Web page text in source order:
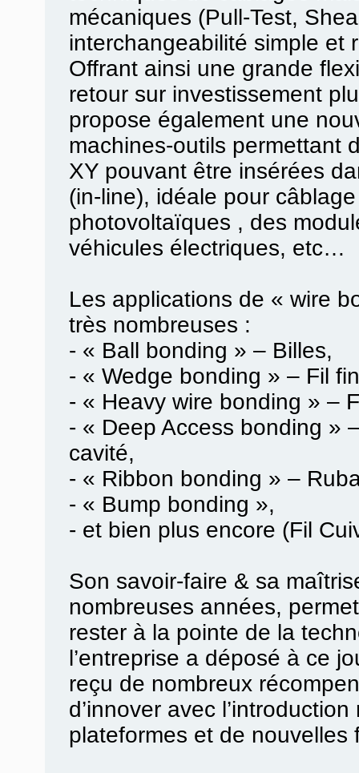
mécaniques (Pull-Test,
interchangeabilité simple et
Offrant ainsi une grande
retour sur investissement
propose également une
machines-outils permettant
XY pouvant être insérées
(in-line), idéale pour
photovoltaïques , des
véhicules électriques, etc…
Les applications de « wire
très nombreuses :
- « Ball bonding » – Billes,
- « Wedge bonding » – Fil
- « Heavy wire bonding » –
- « Deep Access bonding »
cavité,
- « Ribbon bonding » –
- « Bump bonding »,
- et bien plus encore (Fil
Son savoir-faire & sa
nombreuses années,
rester à la pointe de la
l’entreprise a déposé à ce
reçu de nombreux
d’innover avec
plateformes et de nouvelles